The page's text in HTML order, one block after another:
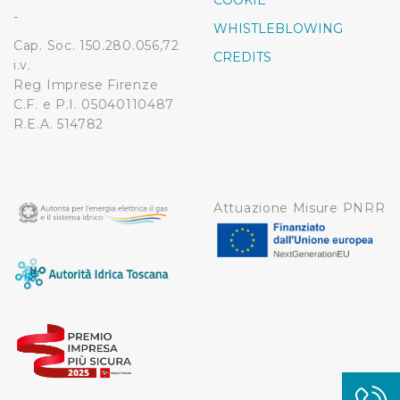
fruibile il sito web abilitandone funzionalità di base quali
la navigazione sulle pagine e l'accesso alle aree
traffico sul nostro sito web, per personalizzare
contenuti ed annunci e per fornire funzionalità dei social
media, condividendo informazioni sul modo in cui
l’Utente utilizza il nostro sito con i nostri partner. Tali
soggetti, che si occupano di analisi dei dati web,
informazioni ricevute con altre informazioni che l’Utente
ha fornito loro o che hanno raccolto dal suo utilizzo dei
loro servizi.
-
Cap. Soc. 150.280.056,72
i.v.
Reg Imprese Firenze
C.F. e P.I. 05040110487
R.E.A. 514782
WHISTLEBLOWING
CREDITS
Attuazione Misure PNRR